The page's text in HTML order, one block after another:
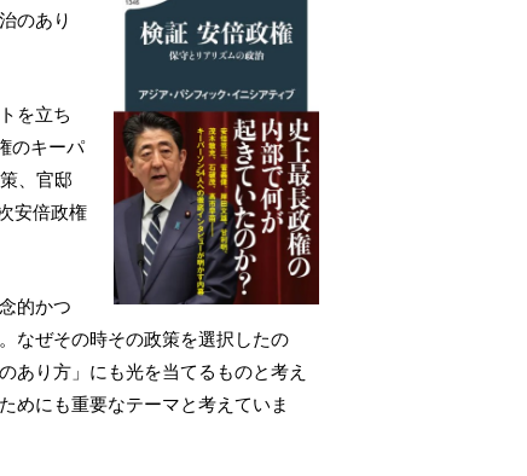
のあり
を立ち
のキーパ
、官邸
安倍政権
的かつ
なぜその時その政策を選択したの
あり方」にも光を当てるものと考え
めにも重要なテーマと考えていま